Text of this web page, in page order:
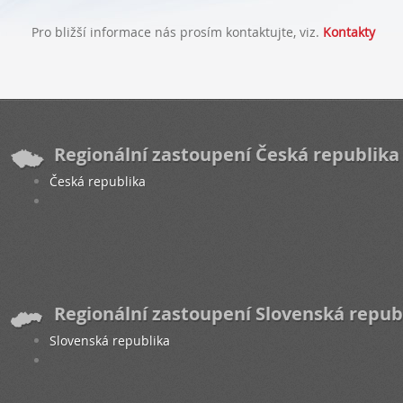
Pro bližší informace nás prosím kontaktujte, viz. Kontakty
Regionální zastoupení Česká republika
Česká republika
Regionální zastoupení Slovenská
Slovenská republika